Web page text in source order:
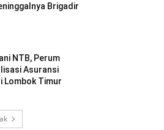
Brigadir
NTB, Perum
Asuransi
Lombok Timur